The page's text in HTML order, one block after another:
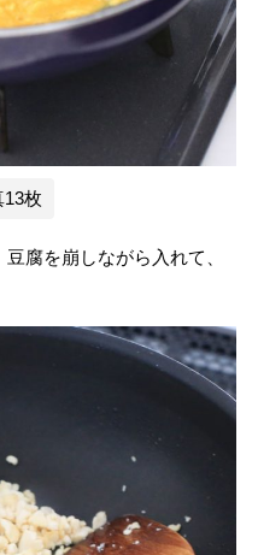
13枚
腐を崩しながら入れて、